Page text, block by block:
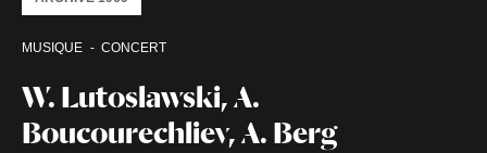
W. Lutoslawski, A.
Boucourechliev, A. Berg
MUSIQUE CONCERT